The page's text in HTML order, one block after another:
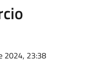
2024, 23:38